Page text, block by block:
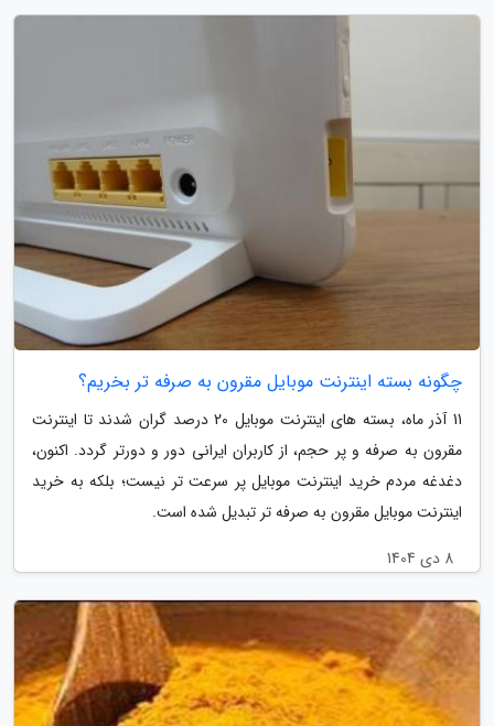
چگونه بسته اینترنت موبایل مقرون به صرفه تر بخریم؟
11 آذر ماه، بسته های اینترنت موبایل 20 درصد گران شدند تا اینترنت
مقرون به صرفه و پر حجم، از کاربران ایرانی دور و دورتر گردد. اکنون،
دغدغه مردم خرید اینترنت موبایل پر سرعت تر نیست؛ بلکه به خرید
اینترنت موبایل مقرون به صرفه تر تبدیل شده است.
8 دی 1404